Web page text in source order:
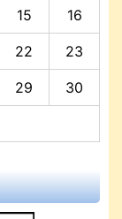
15 16
22 23
29 30